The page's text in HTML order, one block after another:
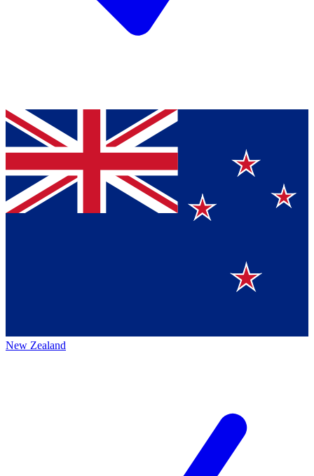
New Zealand